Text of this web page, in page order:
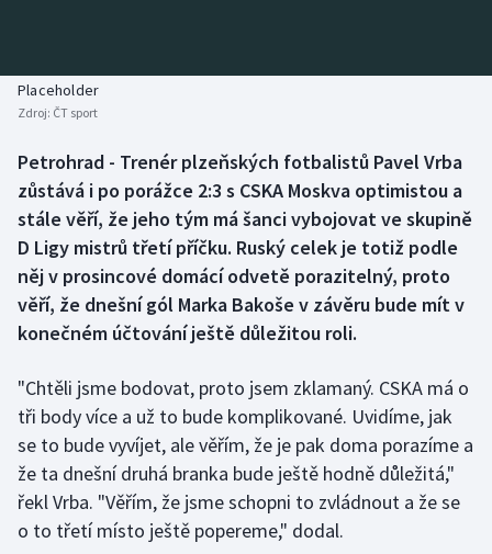
Biatlon
Boby a skeleton
Box
Curling
Dostihy
Florbal
Futsal
Golf
Gymnastika
Aplikace ČT sport
AZ kvíz
Placeholder
Zdroj: ČT sport
Petrohrad - Trenér plzeňských fotbalistů Pavel Vrba
zůstává i po porážce 2:3 s CSKA Moskva optimistou a
stále věří, že jeho tým má šanci vybojovat ve skupině
D Ligy mistrů třetí příčku. Ruský celek je totiž podle
něj v prosincové domácí odvetě porazitelný, proto
věří, že dnešní gól Marka Bakoše v závěru bude mít v
konečném účtování ještě důležitou roli.
"Chtěli jsme bodovat, proto jsem zklamaný. CSKA má o
tři body více a už to bude komplikované. Uvidíme, jak
se to bude vyvíjet, ale věřím, že je pak doma porazíme a
že ta dnešní druhá branka bude ještě hodně důležitá,"
řekl Vrba. "Věřím, že jsme schopni to zvládnout a že se
o to třetí místo ještě popereme," dodal.